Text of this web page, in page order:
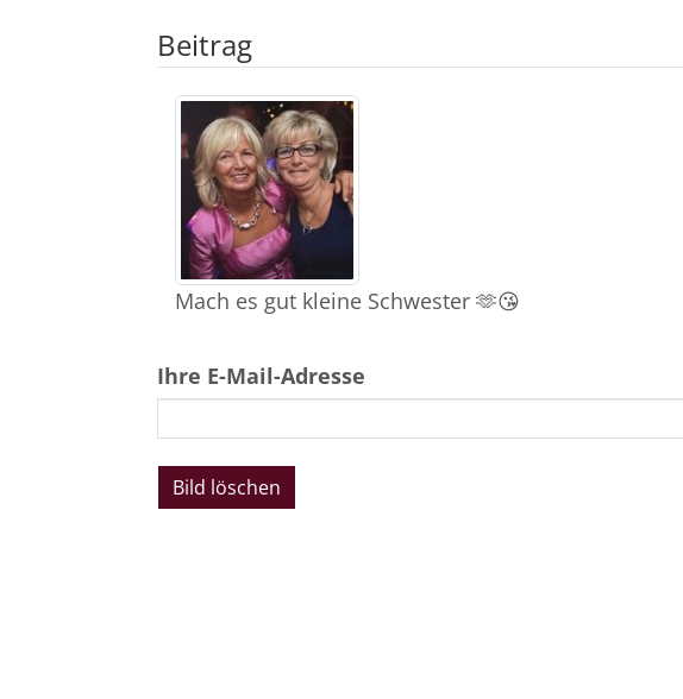
Beitrag
Mach es gut kleine Schwester 🫶😘
Ihre E-Mail-Adresse